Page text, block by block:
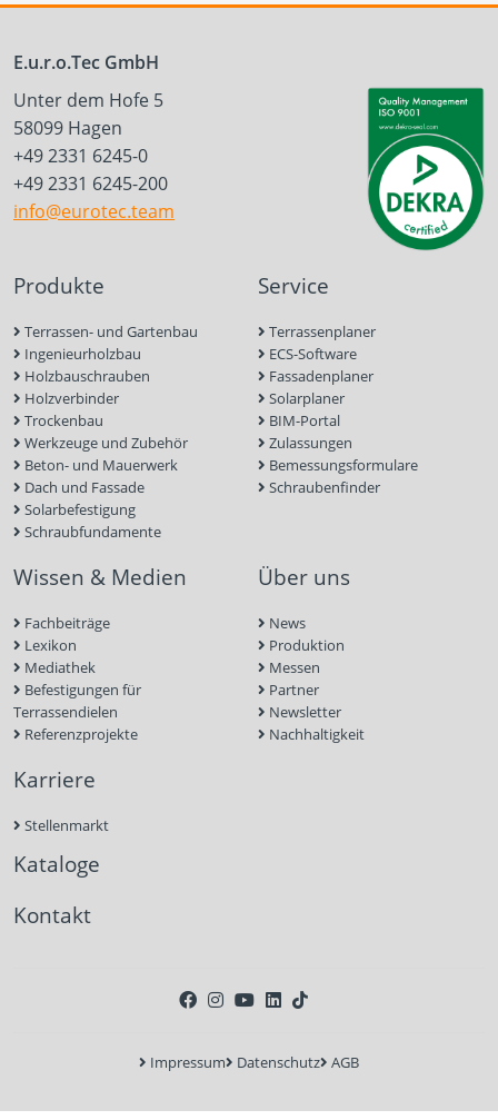
E.u.r.o.Tec GmbH
Unter dem Hofe 5
58099 Hagen
+49 2331 6245-0
+49 2331 6245-200
info@eurotec.team
Produkte
Terrassen- und Gartenbau
Ingenieurholzbau
Holzbauschrauben
Holzverbinder
Trockenbau
Werkzeuge und Zubehör
Beton- und Mauerwerk
Dach und Fassade
Solarbefestigung
Schraubfundamente
Service
Terrassenplaner
ECS-Software
Fassadenplaner
Solarplaner
BIM-Portal
Zulassungen
Bemessungsformulare
Schraubenfinder
Wissen & Medien
Fachbeiträge
Lexikon
Mediathek
Befestigungen für
Terrassendielen
Referenzprojekte
Über uns
News
Produktion
Messen
Partner
Newsletter
Nachhaltigkeit
Karriere
Stellenmarkt
Kataloge
Kontakt
Impressum Datenschutz AGB